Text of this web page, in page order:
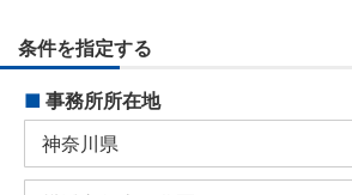
条件を指定する
■ 事務所所在地